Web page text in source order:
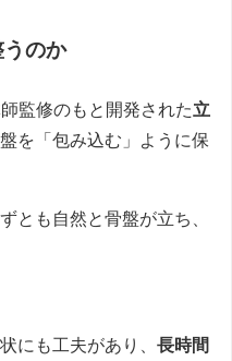
のか
監修のもと開発された立
を「包み込む」ように保
とも自然と骨盤が立ち、
にも工夫があり、 長時間